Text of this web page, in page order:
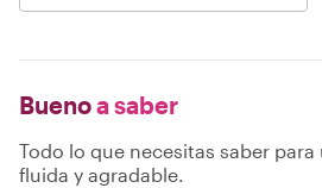
Buenoa saber
Todo lo que necesitas saber para
fluida y agradable.